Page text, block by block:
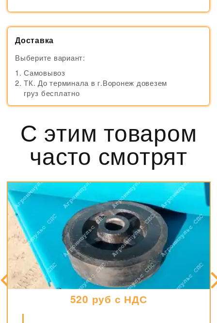
Доставка
Выберите вариант:
Самовывоз
ТК. До терминала в г.Воронеж довезем
груз бесплатно
С этим товаром
часто смотрят
520 руб с НДС